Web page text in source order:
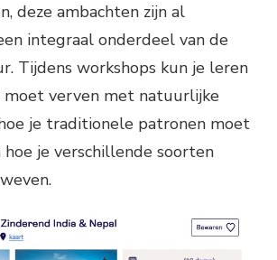
deze ambachten zijn al
integraal onderdeel van de
Tijdens workshops kun je leren
moet verven met natuurlijke
je traditionele patronen moet
je verschillende soorten